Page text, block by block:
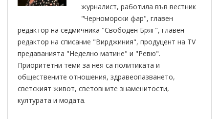
журналист, работила във вестник
"Черноморски фар", главен
редактор на седмичника "Свободен Бряг", главен
редактор на списание "Вирджиния", продуцент на TV
предаванията "Неделно матине" и "Ревю".
Приоритетни теми за нея са политиката и
обществените отношения, здравеопазването,
светският живот, световните знаменитости,
културата и модата.